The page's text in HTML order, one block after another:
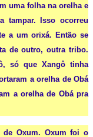
uma folha na orelha e
tampar. Isso ocorreu
a um orixá. Então se
de outro, outra tribo.
só que Xangô tinha
a orelha de Obá
a orelha de Obá pra
de Oxum. Oxum foi o